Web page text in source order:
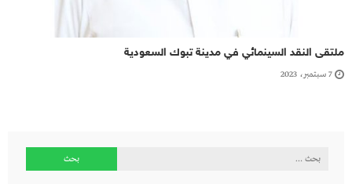
ملتقى النقد السينمائي في مدينة تبوك السعودية
7 سبتمبر، 2023
البحث